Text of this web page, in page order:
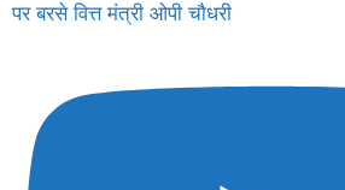
पर बरसे वित्त मंत्री ओपी चौधरी